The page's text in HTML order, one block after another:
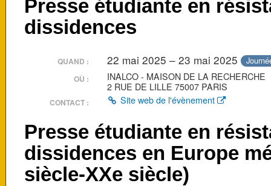
Presse étudiante en
dissidences
QUAND : 22 mai 2025 – 23 mai 2025
OÙ :
INALCO - MAISON DE LA RECHERCHE
2 RUE DE LILLE 75007 PARIS
CONTACT : Site web de l'évènement
Presse étudiante en
dissidences en Europe
siècle-XXe siècle)